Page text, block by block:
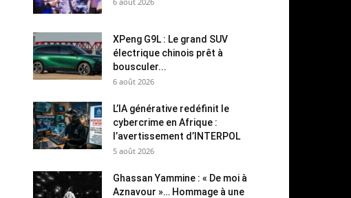
XPeng G9L : Le grand SUV
électrique chinois prêt à
bousculer...
6 août 2026
L’IA générative redéfinit le
cybercrime en Afrique :
l’avertissement d’INTERPOL
5 août 2026
Ghassan Yammine : « De moi à
Aznavour »… Hommage à une